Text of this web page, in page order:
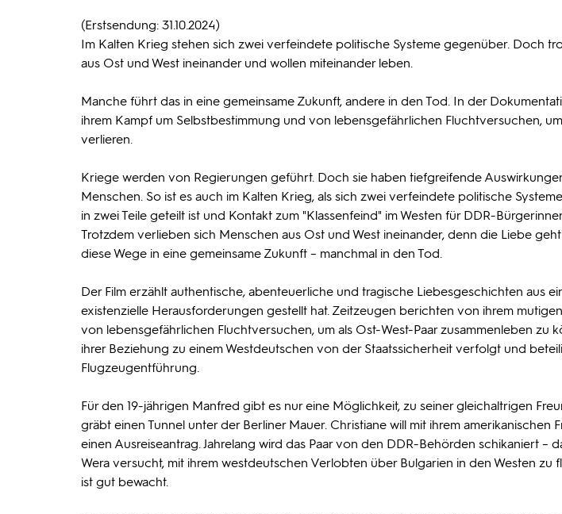
(Erstsendung: 31.10.2024)
Im Kalten Krieg stehen sich zwei verfeindete politische Systeme gegenüber. Doch
aus Ost und West ineinander und wollen miteinander leben.
Manche führt das in eine gemeinsame Zukunft, andere in den Tod. In der
ihrem Kampf um Selbstbestimmung und von lebensgefährlichen Fluchtversuchen,
verlieren.
Kriege werden von Regierungen geführt. Doch sie haben tiefgreifende
Menschen. So ist es auch im Kalten Krieg, als sich zwei verfeindete politische
in zwei Teile geteilt ist und Kontakt zum "Klassenfeind" im Westen für DDR-
Trotzdem verlieben sich Menschen aus Ost und West ineinander, denn die Liebe
diese Wege in eine gemeinsame Zukunft – manchmal in den Tod.
Der Film erzählt authentische, abenteuerliche und tragische Liebesgeschichten aus
existenzielle Herausforderungen gestellt hat. Zeitzeugen berichten von ihrem
von lebensgefährlichen Fluchtversuchen, um als Ost-West-Paar zusammenleben zu
ihrer Beziehung zu einem Westdeutschen von der Staatssicherheit verfolgt und
Flugzeugentführung.
Für den 19-jährigen Manfred gibt es nur eine Möglichkeit, zu seiner gleichaltrigen
gräbt einen Tunnel unter der Berliner Mauer. Christiane will mit ihrem amerikanischen
einen Ausreiseantrag. Jahrelang wird das Paar von den DDR-Behörden schikaniert –
Wera versucht, mit ihrem westdeutschen Verlobten über Bulgarien in den Westen zu
ist gut bewacht.